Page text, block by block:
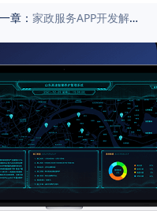
章： 家政服务APP开发解决方案